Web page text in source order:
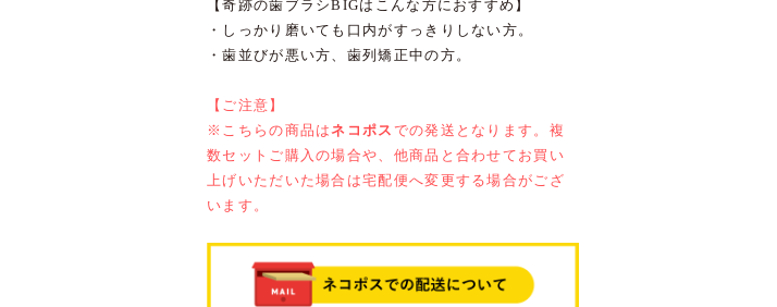
【奇跡の歯ブラシBIGはこんな方におすすめ】
・しっかり磨いても口内がすっきりしない方。
・歯並びが悪い方、歯列矯正中の方。
【ご注意】
※こちらの商品はネコポス での発送となります。複
数セットご購入の場合や、他商品と合わせてお買い
上げいただいた場合は宅配便へ変更する場合がござ
います。